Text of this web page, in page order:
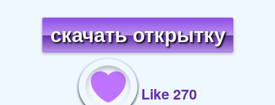
скачать открытку
Like 270